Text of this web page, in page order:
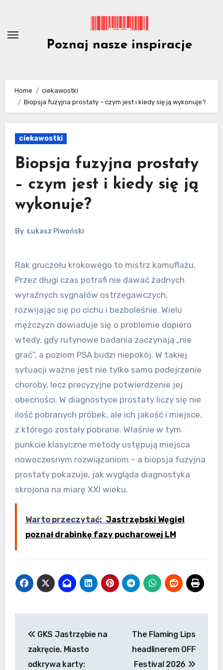
content
Poznaj nasze inspiracje
Home
ciekawostki
Biopsja fuzyjna prostaty – czym jest i kiedy się ją wykonuje?
ciekawostki
Biopsja fuzyjna prostaty
– czym jest i kiedy się ją
wykonuje?
By Łukasz Piwoński
Rak gruczołu krokowego to mistrz kamuflażu.
Przez długi czas potrafi nie dawać żadnych
wyraźnych sygnałów ostrzegawczych,
rozwijając się po cichu i bezboleśnie. Wielu
mężczyzn dowiaduje się o problemie dopiero
wtedy, gdy rutynowe badania zaczynają „nie
grać”, a poziom PSA budzi niepokój. W takiej
sytuacji ważne jest nie tylko samo podejrzenie
choroby, lecz precyzyjne potwierdzenie jej
obecności. W diagnostyce prostaty liczy się nie
ilość pobranych próbek, ale ich jakość i miejsce,
z którego zostały pobrane. Właśnie w tym
punkcie klasyczne metody ustępują miejsca
nowoczesnym rozwiązaniom – a biopsja fuzyjna
prostaty pokazuje, jak wygląda diagnostyka
skrojona na miarę XXI wieku.
Warto przeczytać: Jastrzębski Węgiel
poznał drabinkę fazy pucharowej LM
wpisu
GKS Jastrzębie na
zakręcie. Miasto
odkrywa karty:
The Flaming Lips
headlinerem OFF
Festival 2026